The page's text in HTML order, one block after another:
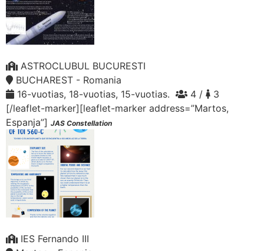
ASTROCLUBUL BUCURESTI
BUCHAREST - Romania
16-vuotias, 18-vuotias, 15-vuotias.
4 /
3
[/leaflet-marker][leaflet-marker address=”Martos,
Espanja”] JAS Constellation
IES Fernando III